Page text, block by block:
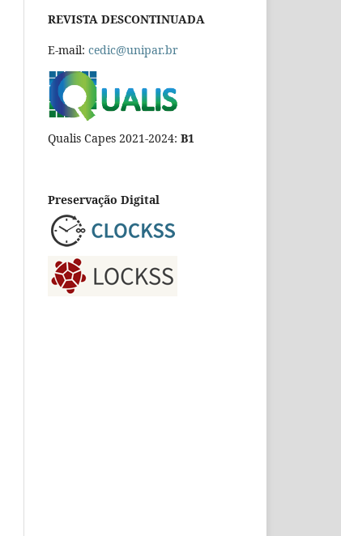
REVISTA DESCONTINUADA
E-mail: cedic@unipar.br
Qualis Capes 2021-2024: B1
Preservação Digital